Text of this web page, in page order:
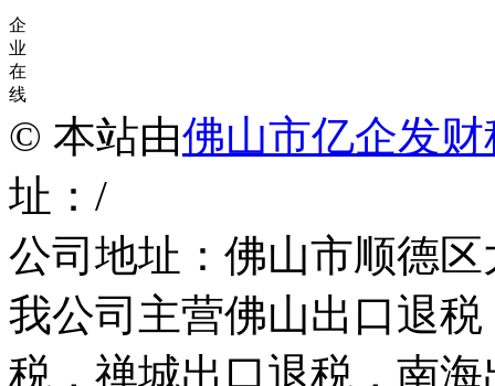
企
业
在
线
© 本站由佛山市亿企发
址：/
公司地址：佛山市顺德
我公司主营佛山出口退
税，禅城出口退税，南